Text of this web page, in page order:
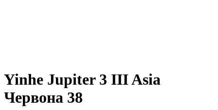
Yinhe Jupiter 3 III Asia
Червона 38